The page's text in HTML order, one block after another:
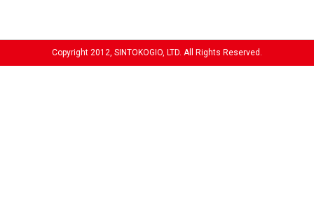
Copyright 2012, SINTOKOGIO, LTD. All Rights Reserved.